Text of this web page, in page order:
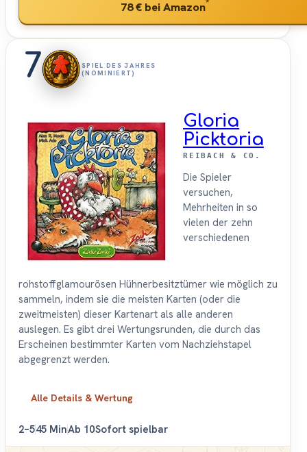
78 € bei Amazon*
7
SPIEL DES JAHRES
(NOMINIERT)
Gloria
Picktoria
REIBACH & CO.
Die Spieler
versuchen,
Mehrheiten in so
vielen der zehn
verschiedenen
rohstoffglamourösen Hühnerbesitztümer wie möglich zu
sammeln, indem sie die meisten Karten (oder die
zweitmeisten) dieser Kartenart als alle anderen
auslegen. Es gibt drei Wertungsrunden, die durch das
Erscheinen bestimmter Karten vom Nachziehstapel
abgegrenzt werden.
Alle Details & Wertung
2–545 MinAb 10Sofort spielbar